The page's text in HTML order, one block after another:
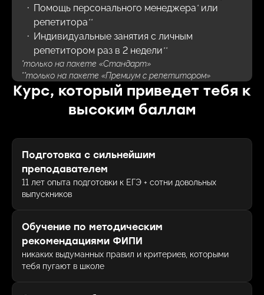
Помощь персонального менеджера*или
репетитора**
Индивидуальные занятия с личным
репетитором раз в 2 недели**
*только на пакете «Стандарт»
**только на пакете «Премиум с репетитором»
Курс, который приведет тебя к
высоким баллам
Подготовка с сильнейшим
преподавателем
11 лет опыта подготовки к ЕГЭ + сотни довольных
выпускников
Обучение по методическим
рекомендациями ФИПИ
никаких выдуманных правил и критериев, которыми
тебя пугают в школе